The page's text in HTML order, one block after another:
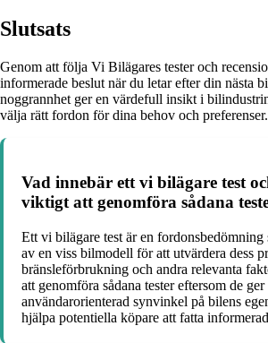
Slutsats
Genom att följa Vi Bilägares tester och
informerade beslut när du letar efter din nästa
noggrannhet ger en värdefull insikt i
välja rätt fordon för dina behov och preferenser.
Vad innebär ett vi bilägare test
viktigt att genomföra sådana
Ett vi bilägare test är en fordonsbedömning
av en viss bilmodell för att utvärdera dess
bränsleförbrukning och andra relevanta
att genomföra sådana tester eftersom de
användarorienterad synvinkel på bilens
hjälpa potentiella köpare att fatta